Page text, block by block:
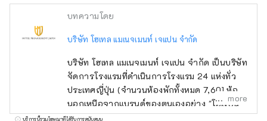
บทความโดย
บริษัท โฮเทล แมเนจเมนท์ เจแปน จำกัด
บริษัท โฮเทล แมเนจเมนท์ เจแปน จำกัด เป็นบริษัท
จัดการโรงแรมที่ดำเนินการโรงแรม 24 แห่งทั่ว
ประเทศญี่ปุ่น (จำนวนห้องพักทั้งหมด 7,601 ห้อง)
นอกเหนือจากแบรนด์ของตนเองอย่าง "โอเรียน
ทัล โฮเทล" และ "โรงแรมโอเรียนทัล เอ็กซ์เพรส"
more
บริการนี้รวมโฆษณาที่ได้รับการสนับสนุน